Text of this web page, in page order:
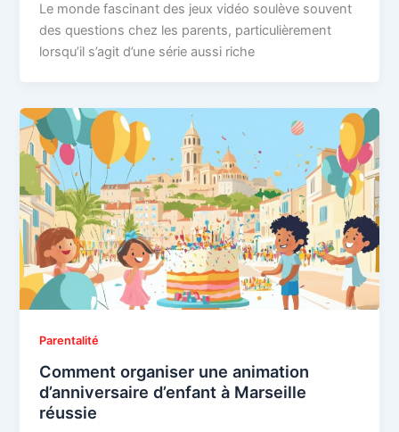
Le monde fascinant des jeux vidéo soulève souvent
des questions chez les parents, particulièrement
lorsqu’il s’agit d’une série aussi riche
Parentalité
Comment organiser une animation
d’anniversaire d’enfant à Marseille
réussie